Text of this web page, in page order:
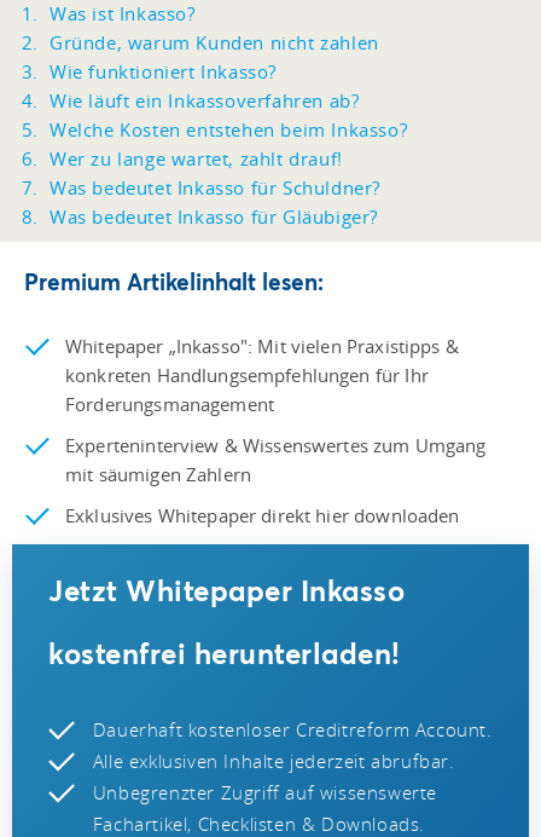
Was ist Inkasso?
Gründe, warum Kunden nicht zahlen
Wie funktioniert Inkasso?
Wie läuft ein Inkassoverfahren ab?
Welche Kosten entstehen beim Inkasso?
Wer zu lange wartet, zahlt drauf!
Was bedeutet Inkasso für Schuldner?
Was bedeutet Inkasso für Gläubiger?
Premium Artikelinhalt lesen:
Whitepaper „Inkasso": Mit vielen Praxistipps &
konkreten Handlungsempfehlungen für Ihr
Forderungsmanagement
Experteninterview & Wissenswertes zum Umgang
mit säumigen Zahlern
Exklusives Whitepaper direkt hier downloaden
Jetzt Whitepaper Inkasso
kostenfrei herunterladen!
Dauerhaft kostenloser Creditreform Account.
Alle exklusiven Inhalte jederzeit abrufbar.
Unbegrenzter Zugriff auf wissenswerte
Fachartikel, Checklisten & Downloads.